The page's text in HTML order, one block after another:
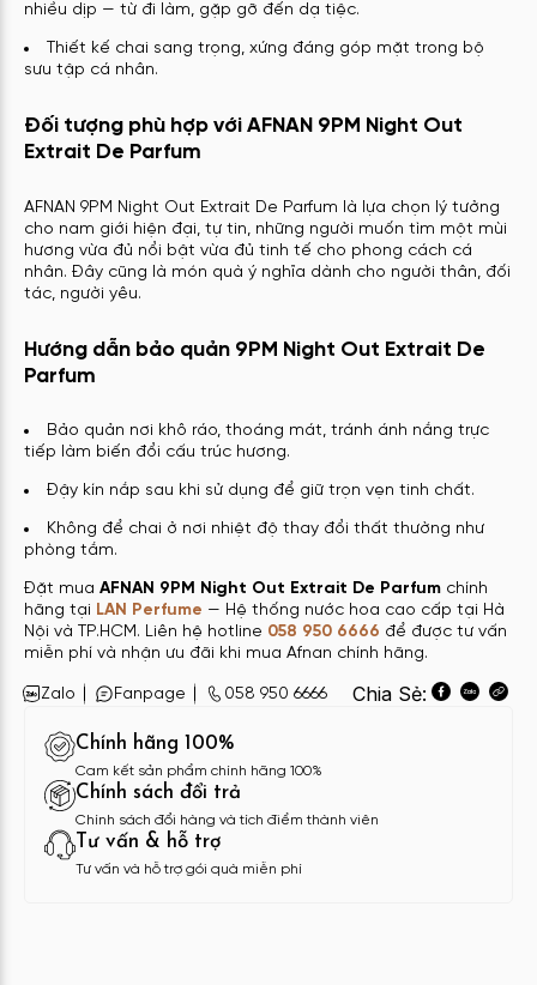
nhiều dịp — từ đi làm, gặp gỡ đến dạ tiệc.
Thiết kế chai sang trọng, xứng đáng góp mặt trong bộ
sưu tập cá nhân.
Đối tượng phù hợp với AFNAN 9PM Night Out
Extrait De Parfum
AFNAN 9PM Night Out Extrait De Parfum là lựa chọn lý tưởng
cho nam giới hiện đại, tự tin, những người muốn tìm một mùi
hương vừa đủ nổi bật vừa đủ tinh tế cho phong cách cá
nhân. Đây cũng là món quà ý nghĩa dành cho người thân, đối
tác, người yêu.
Hướng dẫn bảo quản 9PM Night Out Extrait De
Parfum
Bảo quản nơi khô ráo, thoáng mát, tránh ánh nắng trực
tiếp làm biến đổi cấu trúc hương.
Đậy kín nắp sau khi sử dụng để giữ trọn vẹn tinh chất.
Không để chai ở nơi nhiệt độ thay đổi thất thường như
phòng tắm.
Đặt mua AFNAN 9PM Night Out Extrait De Parfum chính
hãng tại LAN Perfume — Hệ thống nước hoa cao cấp tại Hà
Nội và TP.HCM. Liên hệ hotline 058 950 6666 để được tư vấn
miễn phí và nhận ưu đãi khi mua Afnan chính hãng.
Zalo Fanpage 058 950 6666 Chia Sẻ:
Chính hãng 100%
Cam kết sản phẩm chính hãng 100%
Chính sách đổi trả
Chính sách đổi hàng và tích điểm thành viên
Tư vấn & hỗ trợ
Tư vấn và hỗ trợ gói quà miễn phí